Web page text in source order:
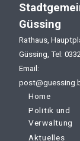
Güssing
Rathaus,
Güssing, Tel:
Email:
Home
Politik und
Verwaltung
Aktuelles